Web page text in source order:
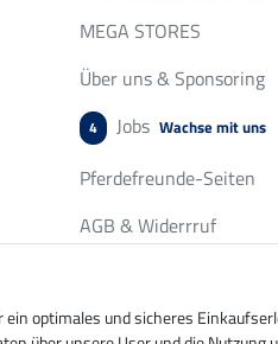
MEGA STORES
Über uns & Sponsoring
4 Jobs Wachse mit uns
Pferdefreunde-Seiten
AGB & Widerrruf
Impressum
optimales und sicheres